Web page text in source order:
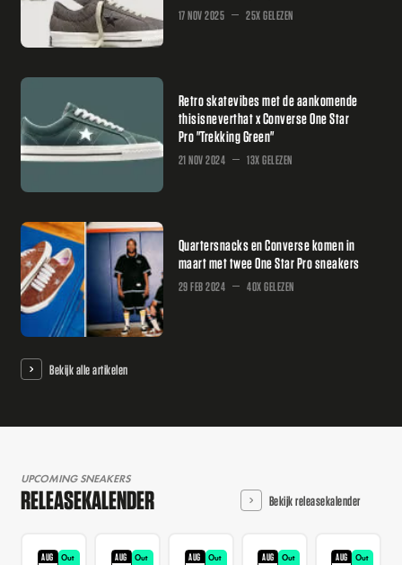
17 NOV 2025 25X GELEZEN
Retro skatevibes met de aankomende
thisisneverthat x Converse One Star
Pro "Trekking Green"
21 NOV 2024 13X GELEZEN
Quartersnacks en Converse komen in
maart met twee One Star Pro sneakers
29 FEB 2024 40X GELEZEN
Bekijk alle artikelen
UPCOMING SNEAKERS
RELEASEKALENDER Bekijk releasekalender
AUG
Out
AUG
Out
AUG
Out
AUG
Out
AUG
Out